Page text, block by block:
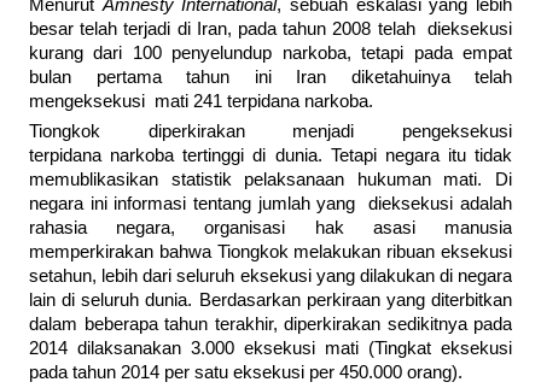
Menurut Amnesty International, sebuah eskalasi yang lebih
besar telah terjadi di Iran, pada tahun 2008 telah dieksekusi
kurang dari 100 penyelundup narkoba, tetapi pada empat
bulan pertama tahun ini Iran diketahuinya telah
mengeksekusi mati 241 terpidana narkoba.
Tiongkok diperkirakan menjadi pengeksekusi
terpidana narkoba tertinggi di dunia. Tetapi negara itu tidak
memublikasikan statistik pelaksanaan hukuman mati. Di
negara ini informasi tentang jumlah yang dieksekusi adalah
rahasia negara, organisasi hak asasi manusia
memperkirakan bahwa Tiongkok melakukan ribuan eksekusi
setahun, lebih dari seluruh eksekusi yang dilakukan di negara
lain di seluruh dunia. Berdasarkan perkiraan yang diterbitkan
dalam beberapa tahun terakhir, diperkirakan sedikitnya pada
2014 dilaksanakan 3.000 eksekusi mati (Tingkat eksekusi
pada tahun 2014 per satu eksekusi per 450.000 orang).